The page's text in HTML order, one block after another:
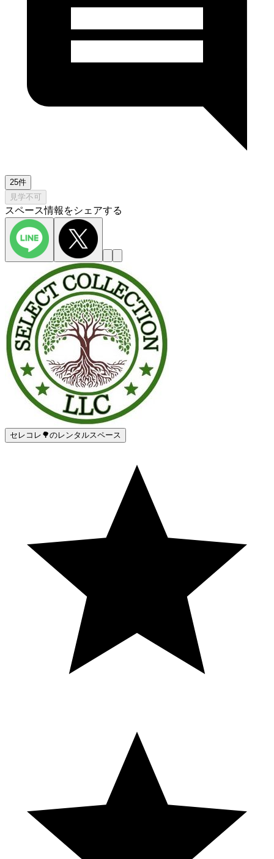
25件
見学不可
スペース情報をシェアする
セレコレ🌳のレンタルスペース